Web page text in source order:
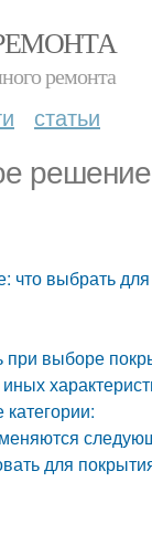
ремонта
статьи
что выбрать
выборе
для